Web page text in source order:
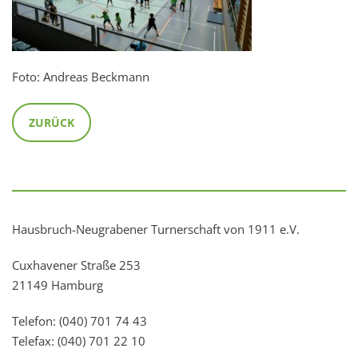
Foto: Andreas Beckmann
ZURÜCK
Hausbruch-Neugrabener Turnerschaft von 1911 e.V.
Cuxhavener Straße 253
21149 Hamburg
Telefon: (040) 701 74 43
Telefax: (040) 701 22 10